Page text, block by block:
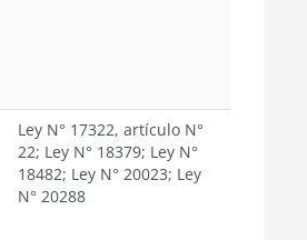
Ley N° 17322, artículo N°
22; Ley N° 18379; Ley N°
18482; Ley N° 20023; Ley
N° 20288